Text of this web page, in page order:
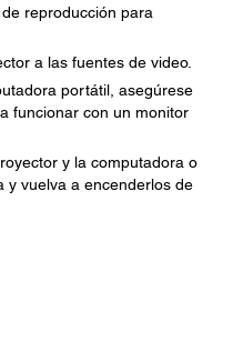
reproducción para
a las fuentes de video.
portátil, asegúrese
funcionar con un monitor
y la computadora o
y vuelva a encenderlos de